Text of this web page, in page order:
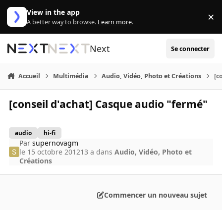
Aller au contenu
View in the app
A better way to browse. Learn more. ×
Next Se connecter
Accueil Multimédia Audio, Vidéo, Photo et Créations
[conseil d'achat] Casque audio "fermé"
audio hi-fi
Parsupernovagm
le 15 octobre 201213 a dansAudio, Vidéo, Photo et
Créations
Commencer un nouveau sujet